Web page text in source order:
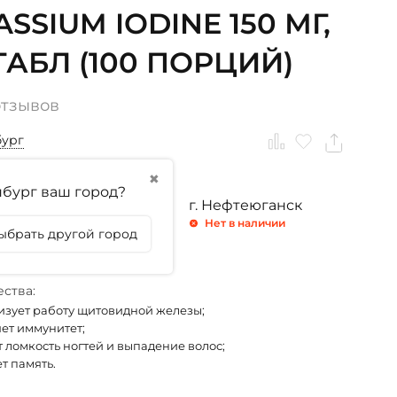
IODINE 150 МГ,
(100 ПОРЦИЙ)
✖
ваш город?
другой город
г. Тюмень г. Нефтеюганск
Нет в наличии
работу щитовидной железы;
иммунитет;
ногтей и выпадение волос;
память.